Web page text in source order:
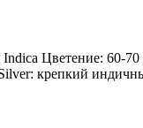
Цветение: 60-
крепкий